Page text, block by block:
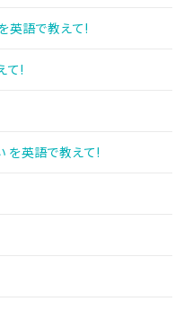
英語で教えて!
て!
を英語で教えて!